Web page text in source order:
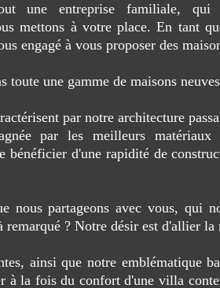
une entreprise familiale,
mettons à votre place. En tant
engagé à vous proposer des
toute une gamme de maisons
par notre architecture
par les meilleurs
bénéficier d'une rapidité de
nous partageons avec vous, qui
remarqué ? Notre désir est d'allier
ainsi que notre emblématique
à la fois du confort d'une villa